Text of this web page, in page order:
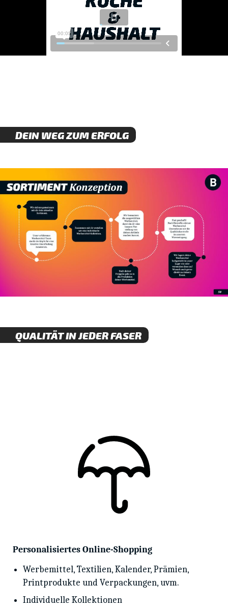
DEIN WEG ZUM ERFOLG
QUALITÄT IN JEDER FASER
Personalisiertes Online-Shopping
Werbemittel, Textilien, Kalender, Prämien,
Printprodukte und Verpackungen, uvm.
Individuelle Kollektionen